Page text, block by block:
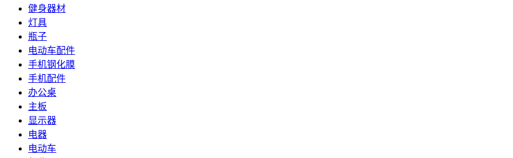
健身器材
灯具
瓶子
电动车配件
手机钢化膜
手机配件
办公桌
主板
显示器
电器
电动车